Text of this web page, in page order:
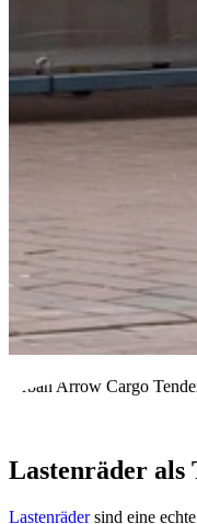
Urban Arrow Cargo
Lastenräder als
Lastenrädersind eine